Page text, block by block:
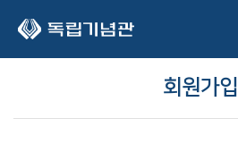
회원가입